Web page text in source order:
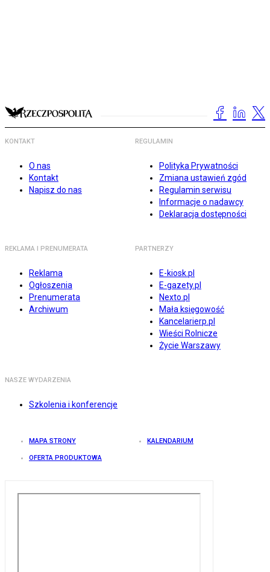
KONTAKT
O nas
Kontakt
Napisz do nas
REGULAMIN
Polityka Prywatności
Zmiana ustawień zgód
Regulamin serwisu
Informacje o nadawcy
Deklaracja dostępności
REKLAMA I PRENUMERATA
Reklama
Ogłoszenia
Prenumerata
Archiwum
PARTNERZY
E-kiosk.pl
E-gazety.pl
Nexto.pl
Mała księgowość
Kancelarierp.pl
Wieści Rolnicze
Życie Warszawy
NASZE WYDARZENIA
Szkolenia i konferencje
MAPA STRONY KALENDARIUM
OFERTA PRODUKTOWA